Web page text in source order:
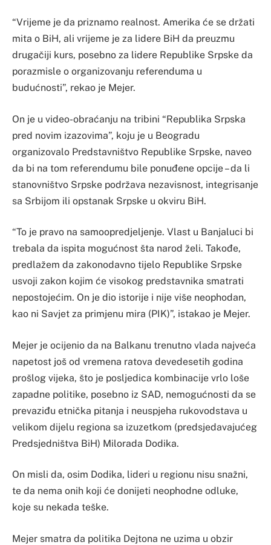
“Vrijeme je da priznamo realnost. Amerika će se držati
mita o BiH, ali vrijeme je za lidere BiH da preuzmu
drugačiji kurs, posebno za lidere Republike Srpske da
porazmisle o organizovanju referenduma u
budućnosti”, rekao je Mejer.
On je u video-obraćanju na tribini “Republika Srpska
pred novim izazovima”, koju je u Beogradu
organizovalo Predstavništvo Republike Srpske, naveo
da bi na tom referendumu bile ponuđene opcije – da li
stanovništvo Srpske podržava nezavisnost, integrisanje
sa Srbijom ili opstanak Srpske u okviru BiH.
“To je pravo na samoopredjeljenje. Vlast u Banjaluci bi
trebala da ispita mogućnost šta narod želi. Takođe,
predlažem da zakonodavno tijelo Republike Srpske
usvoji zakon kojim će visokog predstavnika smatrati
nepostojećim. On je dio istorije i nije više neophodan,
kao ni Savjet za primjenu mira (PIK)”, istakao je Mejer.
Mejer je ocijenio da na Balkanu trenutno vlada najveća
napetost još od vremena ratova devedesetih godina
prošlog vijeka, što je posljedica kombinacije vrlo loše
zapadne politike, posebno iz SAD, nemogućnosti da se
prevaziđu etnička pitanja i neuspjeha rukovodstava u
velikom dijelu regiona sa izuzetkom (predsjedavajućeg
Predsjedništva BiH) Milorada Dodika.
On misli da, osim Dodika, lideri u regionu nisu snažni,
te da nema onih koji će donijeti neophodne odluke,
koje su nekada teške.
Mejer smatra da politika Dejtona ne uzima u obzir